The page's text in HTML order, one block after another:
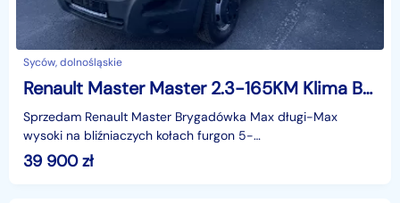
Syców, dolnośląskie
Renault Master Master 2.3-165KM Klima Brygadówka dokka doka bliżniacze koła DMC3500
Sprzedam Renault Master Brygadówka Max długi-Max
wysoki na bliźniaczych kołach furgon 5-
osobowy,Klimatyzacja,model 2016 roku silnikiem 2,3- 165
KM,Ładowność 110
39 900zł